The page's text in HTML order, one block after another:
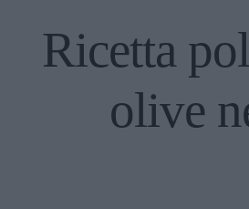
Ricetta
olive